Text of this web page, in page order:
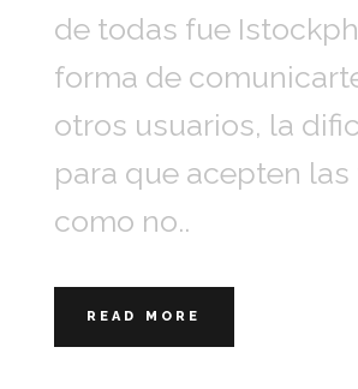
de todas fue
forma de
otros usuarios, la
para que acepten las
como no..
READ MORE